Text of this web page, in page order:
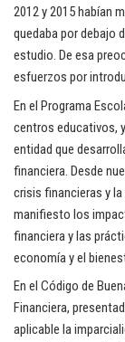
2012 y 2015 habían
quedaba por debajo
estudio. De esa
esfuerzos por
En el Programa
centros educativos,
entidad que
financiera. Desde
crisis financieras y
manifiesto los
financiera y las
economía y el
En el Código de
Financiera,
aplicable la